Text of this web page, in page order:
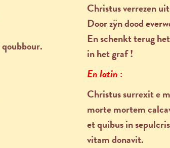
qoubbour.
Christus verrezenu
Door zÿn dood
En schenkt terug
in het graf !
En latin :
Christus surrexit e
morte mortem
et quibus in sepulcris
vitam donavit.